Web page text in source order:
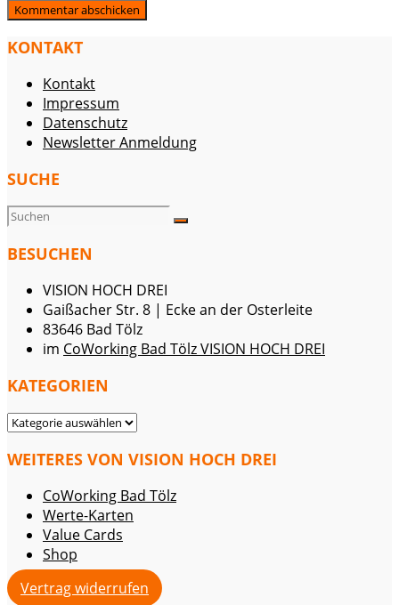
KONTAKT
Kontakt
Impressum
Datenschutz
Newsletter Anmeldung
SUCHE
BESUCHEN
VISION HOCH DREI
Gaißacher Str. 8 | Ecke an der Osterleite
83646 Bad Tölz
im CoWorking Bad Tölz VISION HOCH DREI
KATEGORIEN
KATEGORIEN
WEITERES VON VISION HOCH DREI
CoWorking Bad Tölz
Werte-Karten
Value Cards
Shop
Vertrag widerrufen